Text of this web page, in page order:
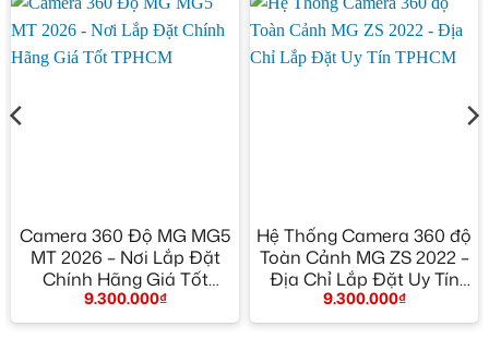
Camera 360 Độ MG MG5
MT 2026 – Nơi Lắp Đặt
Chính Hãng Giá Tốt
TPHCM
9.300.000₫
Hệ Thống Camera 360 độ
Toàn Cảnh MG ZS 2022 –
Địa Chỉ Lắp Đặt Uy Tín
TPHCM
9.300.000₫